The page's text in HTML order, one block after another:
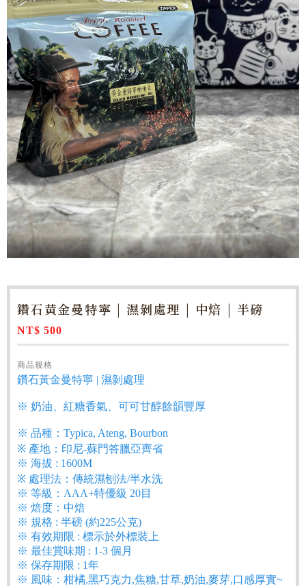
鑽石黃金曼特寧 | 濕剝處理 | 中焙 | 半磅
NT$ 500
商品規格
鑽石黃金曼特寧 | 濕剝處理
※ 奶油、紅糖香氣、可可甘醇餘韻豐厚
※ 品種：Typica, Ateng, Bourbon
※ 產地：印尼-蘇門答臘亞齊省
※ 海拔 : 1600M
※ 處理法：傳統濕刨法/半水洗
※ 等級：AAA+特優級 20目
※ 焙度：中焙
※ 規格 : 半磅 (約225公克)
※ 有效期限 : 標示於外標裝上
※ 最佳賞味期 : 1-3 個月
※ 保存期限 : 1年
※ 風味：柑橘,黑巧克力,焦糖,甘草,奶油,麥芽,口感厚實~